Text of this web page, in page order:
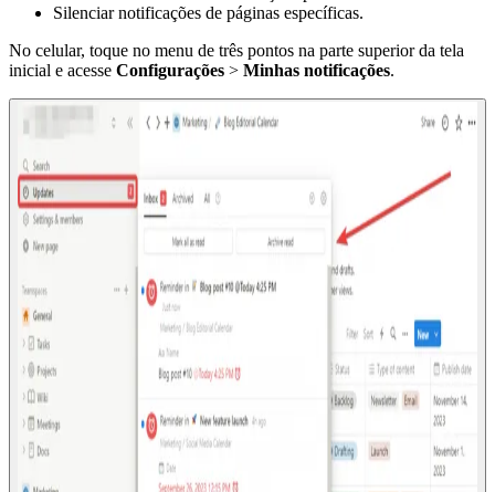
Silenciar notificações de páginas específicas.
No celular, toque no menu de três pontos na parte superior da tela
inicial e acesse Configurações > Minhas notificações.